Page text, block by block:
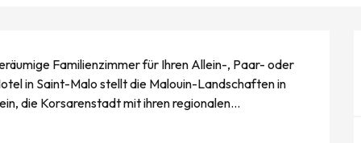
Familienzimmer für Ihren Allein-, Paar- oder
in Saint-Malo stellt die Malouin-Landschaften in
die Korsarenstadt mit ihren regionalen...